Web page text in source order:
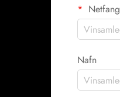
Netfang
Nafn